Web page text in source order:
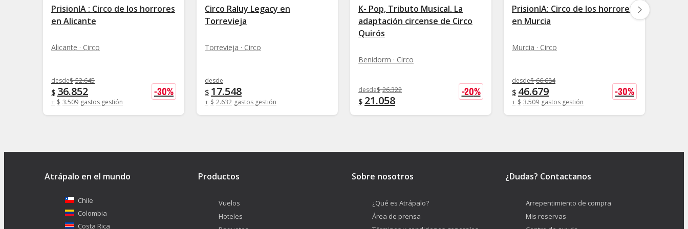
PrisionIA : Circo de los horrores
en Alicante
Alicante · Circo
desde$ 52.645
$ 36.852
+ $ 3.509 gastos gestión
-30%
Circo Raluy Legacy en
Torrevieja
Torrevieja · Circo
desde
$ 17.548
+ $ 2.632 gastos gestión
K- Pop, Tributo Musical. La
adaptación circense de Circo
Quirós
Benidorm · Circo
desde$ 26.322
$ 21.058
-20%
PrisionIA: Circo de los horrores
en Murcia
Murcia · Circo
desde$ 66.684
$ 46.679
+ $ 3.509 gastos gestión
-30%
Atrápalo en el mundo
Chile
Colombia
Costa Rica
Productos
Vuelos
Hoteles
Sobre nosotros
¿Qué es Atrápalo?
Área de prensa
¿Dudas? Contactanos
Arrepentimiento de compra
Mis reservas